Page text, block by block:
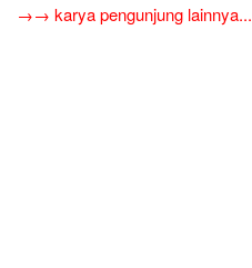
→→ karya pengunjung lainnya...